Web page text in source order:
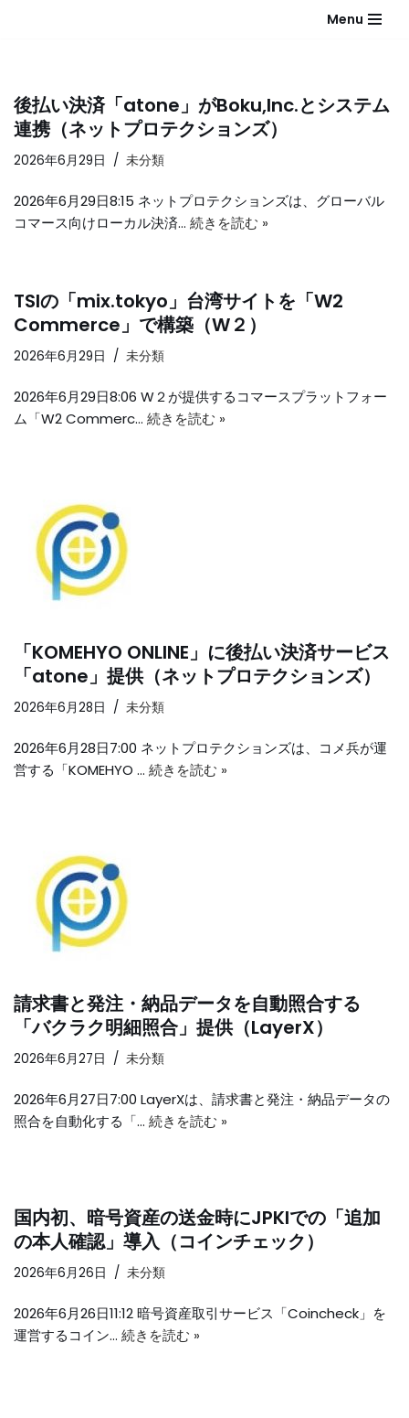
テ
ン
ツ
へ
キ
ッ
Menu
後払い決済「atone」がBoku,Inc.とシステム
連携（ネットプロテクションズ）
2026年6月29日 未分類
2026年6月29日8:15 ネットプロテクションズは、グローバル
コマース向けローカル決済… 続きを読む »
TSIの「mix.tokyo」台湾サイトを「W2
Commerce」で構築（W２）
2026年6月29日 未分類
2026年6月29日8:06 W２が提供するコマースプラットフォー
ム「W2 Commerc… 続きを読む »
「KOMEHYO ONLINE」に後払い決済サービス
「atone」提供（ネットプロテクションズ）
2026年6月28日 未分類
2026年6月28日7:00 ネットプロテクションズは、コメ兵が運
営する「KOMEHYO … 続きを読む »
請求書と発注・納品データを自動照合する
「バクラク明細照合」提供（LayerX）
2026年6月27日 未分類
2026年6月27日7:00 LayerXは、請求書と発注・納品データの
照合を自動化する「… 続きを読む »
国内初、暗号資産の送金時にJPKIでの「追加
の本人確認」導入（コインチェック）
2026年6月26日 未分類
2026年6月26日11:12 暗号資産取引サービス「Coincheck」を
運営するコイン… 続きを読む »